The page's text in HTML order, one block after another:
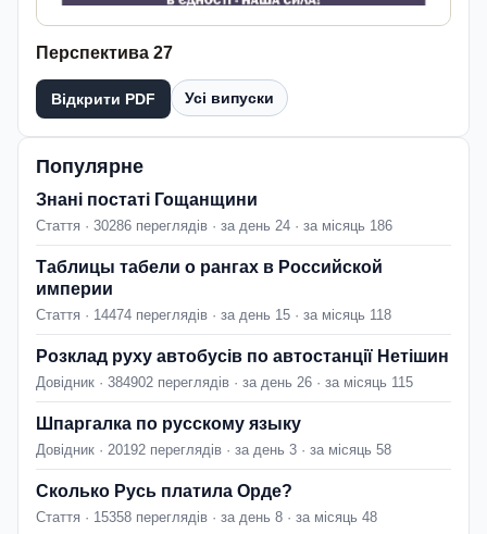
Перспектива 27
Відкрити PDF Усі випуски
Популярне
Знані постаті Гощанщини
Стаття · 30286 переглядів · за день 24 · за місяць 186
Таблицы табели о рангах в Российской
империи
Стаття · 14474 переглядів · за день 15 · за місяць 118
Розклад руху автобусів по автостанції Нетішин
Довідник · 384902 переглядів · за день 26 · за місяць 115
Шпаргалка по русскому языку
Довідник · 20192 переглядів · за день 3 · за місяць 58
Сколько Русь платила Орде?
Стаття · 15358 переглядів · за день 8 · за місяць 48